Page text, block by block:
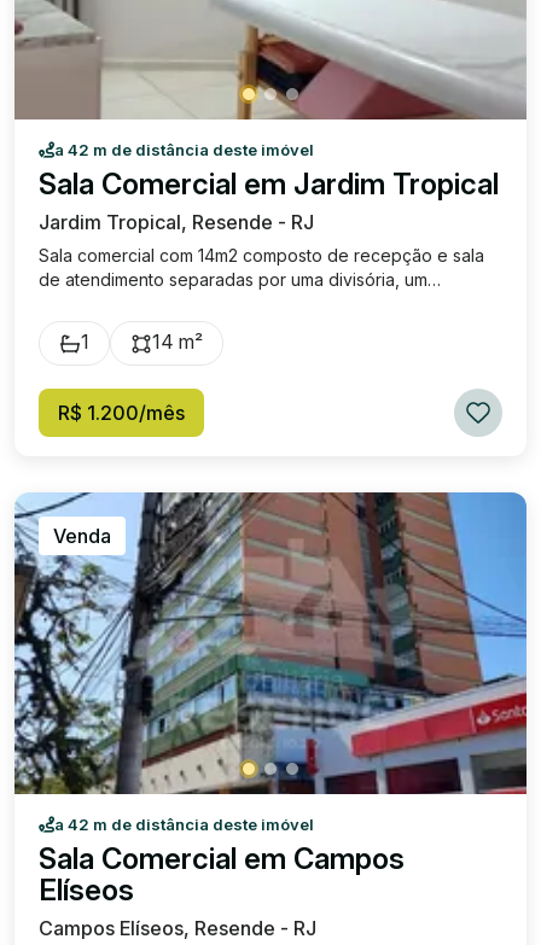
a 42 m de distância deste imóvel
Sala Comercial em Jardim Tropical
Jardim Tropical, Resende - RJ
Sala comercial com 14m2 composto de recepção e sala
de atendimento separadas por uma divisória, um
Comercial APM, Campos Elísios. Aluguel incluindo
condominio e taxas
1 14 m²
R$ 1.200/mês
Venda
a 42 m de distância deste imóvel
Sala Comercial em Campos
Elíseos
Campos Elíseos, Resende - RJ